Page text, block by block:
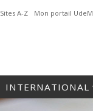
Sites A-Z Mon portail UdeM
INTERNATIONAL